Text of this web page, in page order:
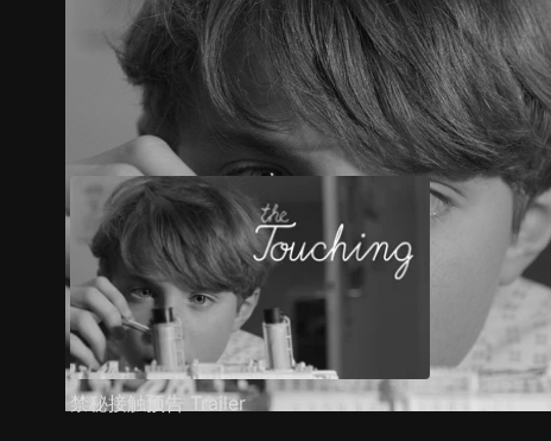
剧照 推荐影片 剧情介绍
禁秘接触预告 Trailer